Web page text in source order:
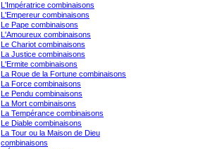
L'Impératrice combinaisons
L'Empereur combinaisons
Le Pape combinaisons
L'Amoureux combinaisons
Le Chariot combinaisons
La Justice combinaisons
L'Ermite combinaisons
La Roue de la Fortune combinaisons
La Force combinaisons
Le Pendu combinaisons
La Mort combinaisons
La Tempérance combinaisons
Le Diable combinaisons
La Tour ou la Maison de Dieu
combinaisons